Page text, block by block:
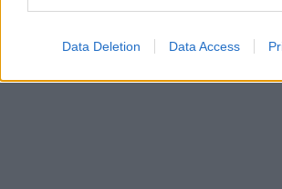
Data Deletion Data Access
Svara